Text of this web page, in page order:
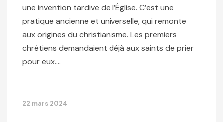
une invention tardive de l’Église. C’est une
pratique ancienne et universelle, qui remonte
aux origines du christianisme. Les premiers
chrétiens demandaient déjà aux saints de prier
pour eux….
22 mars 2024